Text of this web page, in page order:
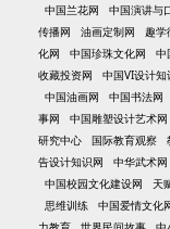
中国兰花网
中国演讲与
传播网
油画定制网 趣学
化网
中国珍珠文化网 中
收藏投资网
中国VI设计知
中国油画网
中国书法网
事网
中国雕塑设计艺术网
研究中心
国际教育观察
告设计知识网
中华武术网
中国校园文化建设网
天
思维训练
中国爱情文化